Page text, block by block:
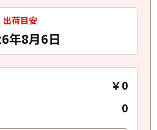
出荷目安
年8月6日
￥0
0